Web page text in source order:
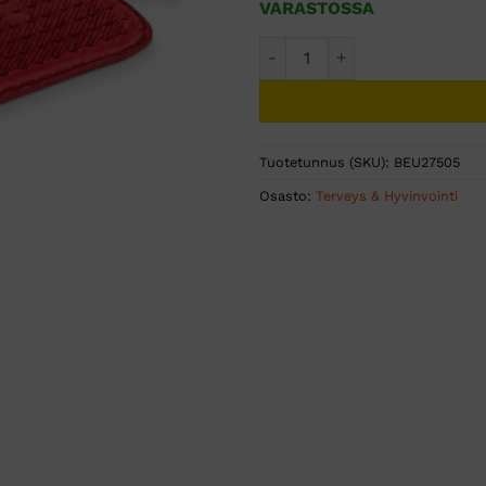
VARASTOSSA
Tuotetunnus (SKU): BEU27505
Osasto: Terveys & Hyvinvointi